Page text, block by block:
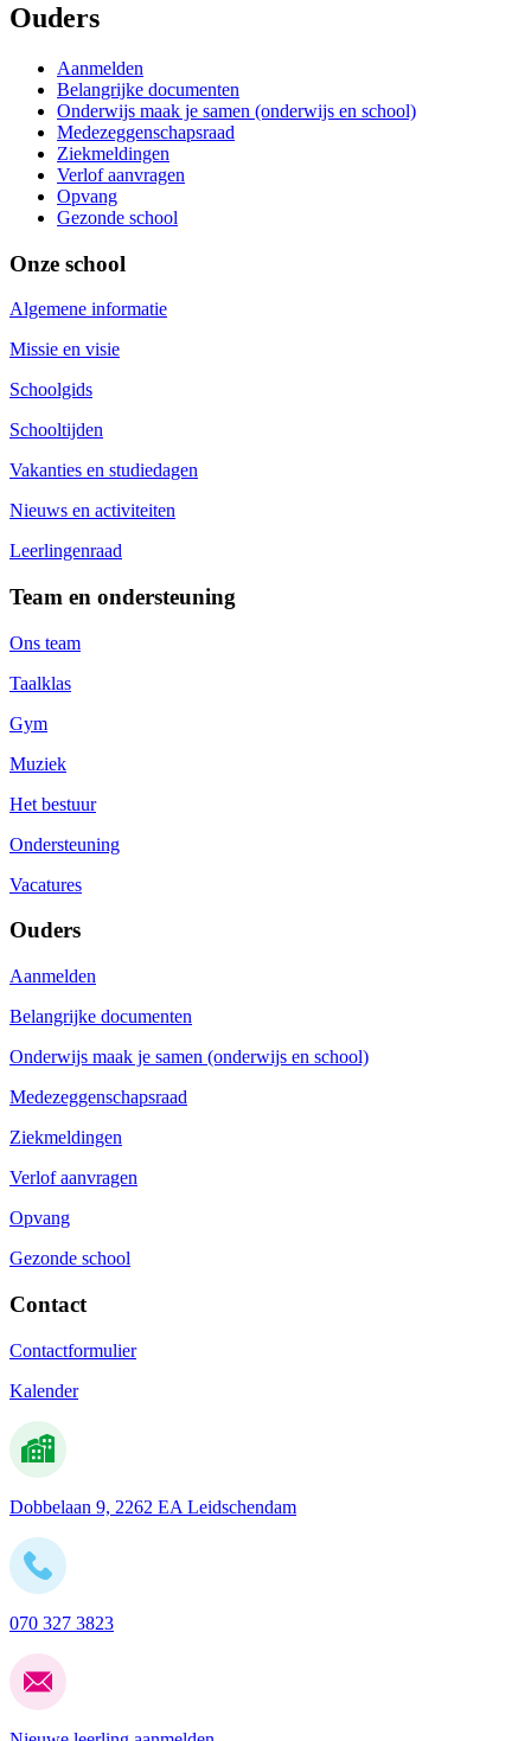
Ouders
Aanmelden
Belangrijke documenten
Onderwijs maak je samen (onderwijs en school)
Medezeggenschapsraad
Ziekmeldingen
Verlof aanvragen
Opvang
Gezonde school
Onze school
Algemene informatie
Missie en visie
Schoolgids
Schooltijden
Vakanties en studiedagen
Nieuws en activiteiten
Leerlingenraad
Team en ondersteuning
Ons team
Taalklas
Gym
Muziek
Het bestuur
Ondersteuning
Vacatures
Ouders
Aanmelden
Belangrijke documenten
Onderwijs maak je samen (onderwijs en school)
Medezeggenschapsraad
Ziekmeldingen
Verlof aanvragen
Opvang
Gezonde school
Contact
Contactformulier
Kalender
Dobbelaan 9, 2262 EA Leidschendam
070 327 3823